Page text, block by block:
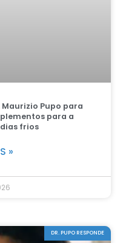
Pupo para
para a
frios
»
DR. PUPO RESPONDE